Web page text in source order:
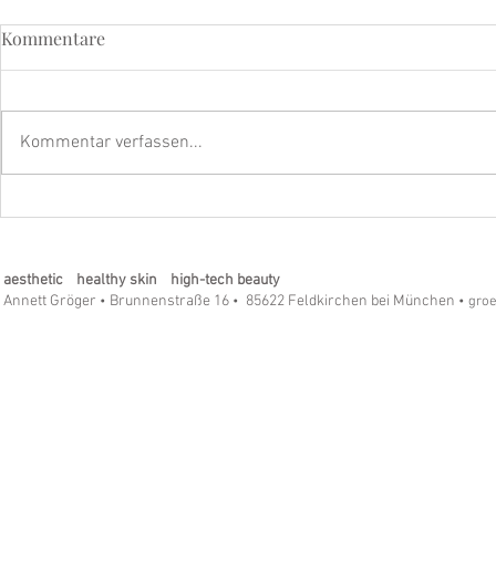
Kommentare
Kommentar verfassen...
aesthetic healthy skin high-tech beauty
Annett Gröger • Brunnenstraße 16 • 85622 Feldkirchen bei München •